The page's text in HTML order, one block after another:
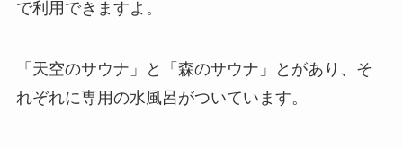
で利用できますよ。
「天空のサウナ」と「森のサウナ」とがあり、そ
れぞれに専用の水風呂がついています。